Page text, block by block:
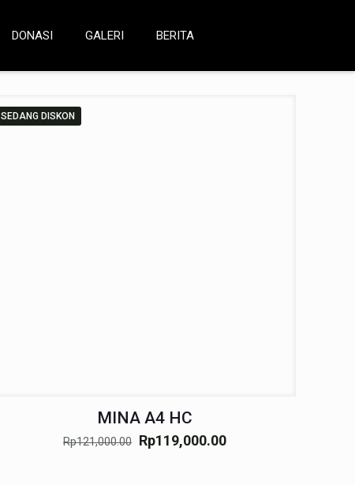
DONASI GALERI BERITA
SEDANG DISKON
MINA A4 HC
Rp121,000.00 Rp119,000.00